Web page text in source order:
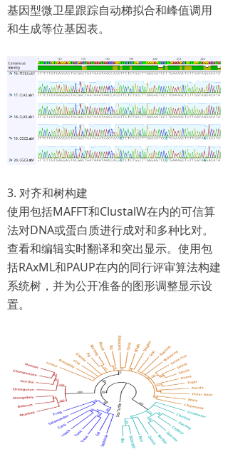
基因型微卫星跟踪自动梯拟合和峰值调用
和生成等位基因表。
3. 对齐和树构建
使用包括MAFFT和ClustalW在内的可信算
法对DNA或蛋白质进行成对和多种比对。
查看和编辑实时翻译和突出显示。使用包
括RAxML和PAUP在内的同行评审算法构建
系统树，并为公开准备的图形调整显示设
置。